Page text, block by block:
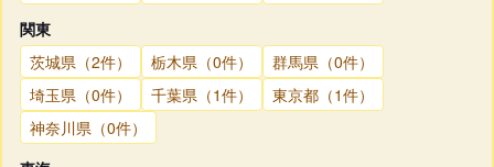
関東
茨城県（2件）
栃木県（0件）
群馬県（0件）
埼玉県（0件）
千葉県（1件）
東京都（1件）
神奈川県（0件）